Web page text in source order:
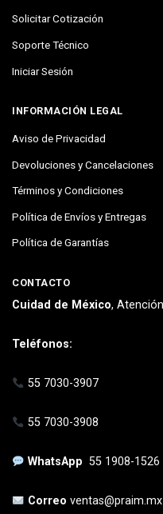
Solicitar Cotización
Soporte Técnico
Iniciar Sesión
INFORMACIÓN LEGAL
Aviso de Privacidad
Devoluciones y Cancelaciones
Términos y Condiciones
Política de Envíos y Entregas
Política de Garantías
CONTACTO
Cuidad de México,
Teléfonos:
55 7030-3907
55 7030-3908
WhatsApp55 1908-1526
Correoventas@praim.mx